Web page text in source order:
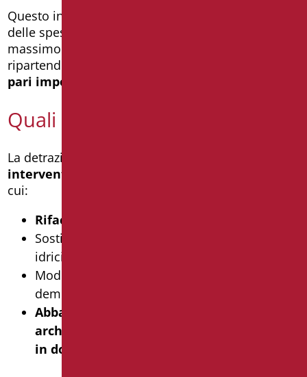
Questo incentivo consente di recuperare la metà
delle spese sostenute per i lavori, fino a un
massimo di
ripartendo la detrazione in
pari importo
Quali interventi sono ammessi?
La detrazione del 50% è applicabile solo per
interventi di manutenzione straordinaria
cui:
Rifacimento completo del bagno
Sostituzione e messa a norma degli impianti
idrici e sanitari
Modifica della disposizione interna con
demolizione e ricostruzione
Abbattimento delle barriere
architettoniche (es. trasformazione vasca
in doccia accessibile)